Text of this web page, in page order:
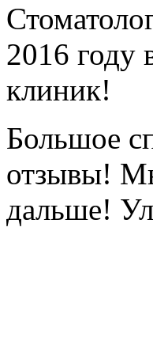
2016
клиник!
Большое
отзывы!
дальше!